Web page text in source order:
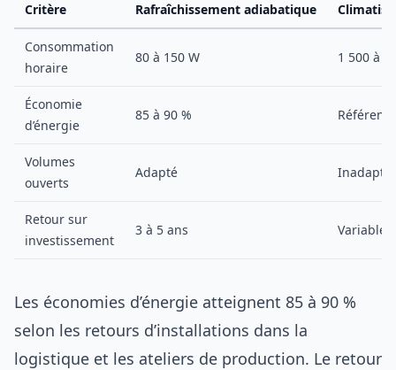
Critère Rafraîchissement adiabatique
Consommation
horaire
80 à 150 W 1 500 à 4
Économie
d’énergie
85 à 90 %
Volumes
ouverts
Adapté Inadapté
Retour sur
investissement
3 à 5 ans Variable
Les économies d’énergie atteignent 85 à 90 %
selon les retours d’installations dans la
logistique et les ateliers de production. Le retour